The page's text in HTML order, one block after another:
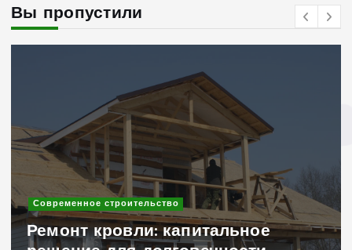
Вы пропустили
Современное строительство
Ремонт кровли: капитальное